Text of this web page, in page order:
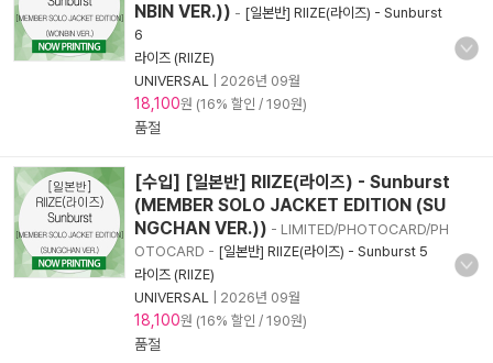
NBIN VER.)) - [일본반] RIIZE(라이즈) - Sunburst
6
라이즈 (RIIZE)
UNIVERSAL
2026년 09월
18,100원 (16% 할인 / 190원)
품절
[수입] [일본반] RIIZE(라이즈) - Sunburst
(MEMBER SOLO JACKET EDITION (SU
NGCHAN VER.)) - LIMITED/PHOTOCARD/PH
OTOCARD - [일본반] RIIZE(라이즈) - Sunburst 5
라이즈 (RIIZE)
UNIVERSAL
2026년 09월
18,100원 (16% 할인 / 190원)
품절